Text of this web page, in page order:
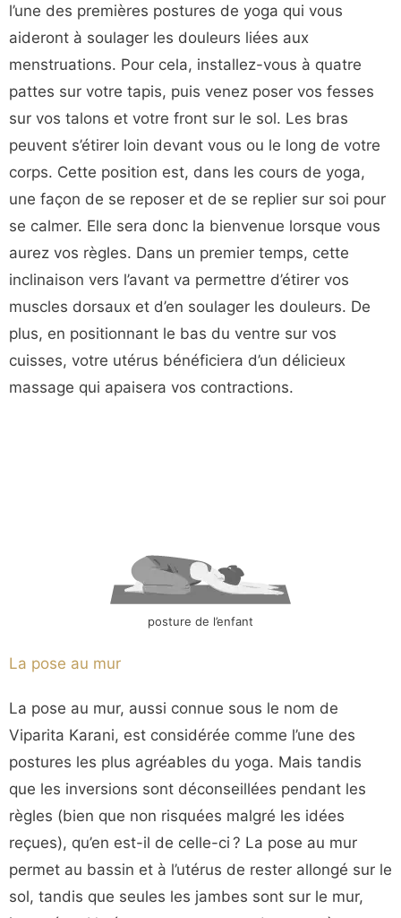
l’une des premières postures de yoga qui vous
aideront à soulager les douleurs liées aux
menstruations. Pour cela, installez-vous à quatre
pattes sur votre tapis, puis venez poser vos fesses
sur vos talons et votre front sur le sol. Les bras
peuvent s’étirer loin devant vous ou le long de votre
corps. Cette position est, dans les cours de yoga,
une façon de se reposer et de se replier sur soi pour
se calmer. Elle sera donc la bienvenue lorsque vous
aurez vos règles. Dans un premier temps, cette
inclinaison vers l’avant va permettre d’étirer vos
muscles dorsaux et d’en soulager les douleurs. De
plus, en positionnant le bas du ventre sur vos
cuisses, votre utérus bénéficiera d’un délicieux
massage qui apaisera vos contractions.
posture de l’enfant
La pose au mur
La pose au mur, aussi connue sous le nom de
Viparita Karani, est considérée comme l’une des
postures les plus agréables du yoga. Mais tandis
que les inversions sont déconseillées pendant les
règles (bien que non risquées malgré les idées
reçues), qu’en est-il de celle-ci ? La pose au mur
permet au bassin et à l’utérus de rester allongé sur le
sol, tandis que seules les jambes sont sur le mur,